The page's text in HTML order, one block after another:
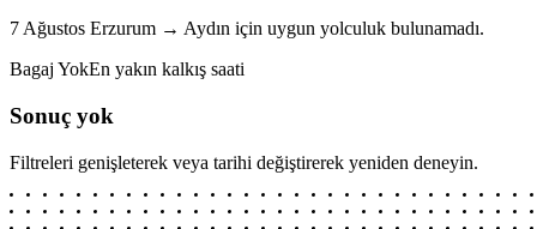
7 Ağustos Erzurum → Aydın için uygun yolculuk bulunamadı.
Bagaj YokEn yakın kalkış saati
Sonuç yok
Filtreleri genişleterek veya tarihi değiştirerek yeniden deneyin.